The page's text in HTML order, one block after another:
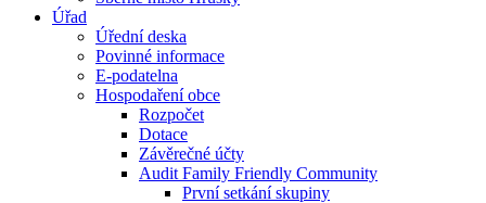
Úřad
Úřední deska
Povinné informace
E-podatelna
Hospodaření obce
Rozpočet
Dotace
Závěrečné účty
Audit Family Friendly Community
První setkání skupiny